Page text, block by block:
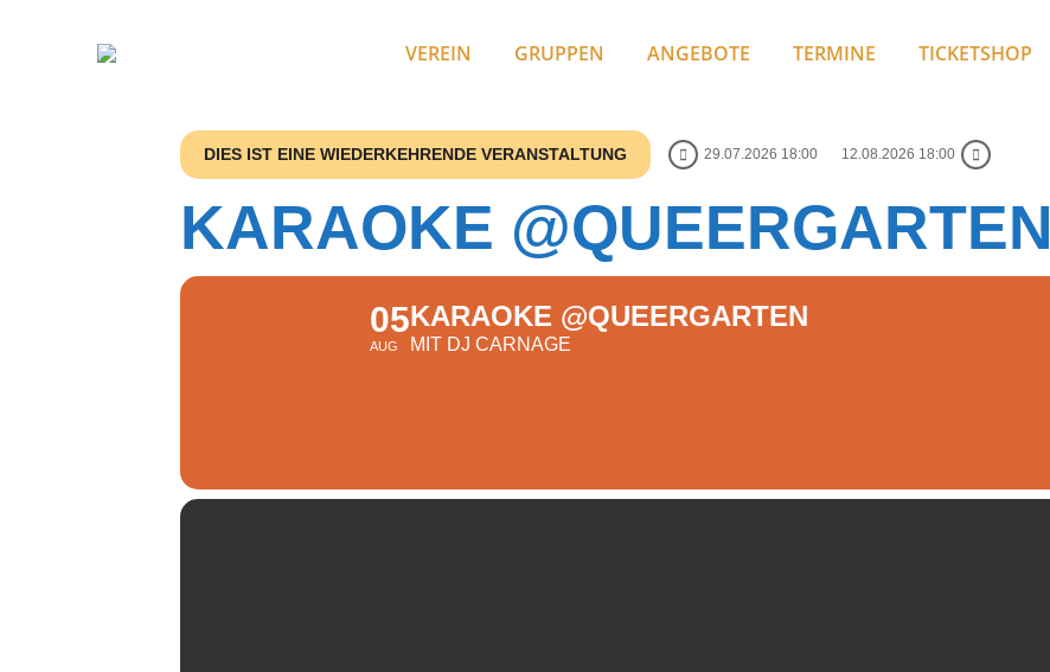
VEREIN GRUPPEN ANGEBOTE TERMINE TICKETSHOP
DIES IST EINE WIEDERKEHRENDE VERANSTALTUNG 29.07.2026 18:00 12.08.2026 18:00
KARAOKE @QUEERGARTEN
05
AUG
KARAOKE @QUEERGARTEN
MIT DJ CARNAGE